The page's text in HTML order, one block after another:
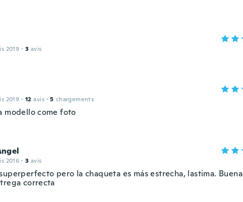
2019 · 3 avis
2019 · 12 avis · 5 chargements
modello come foto
2016 · 3 avis
pero la chaqueta es más estrecha, lastima. Buena
correcta